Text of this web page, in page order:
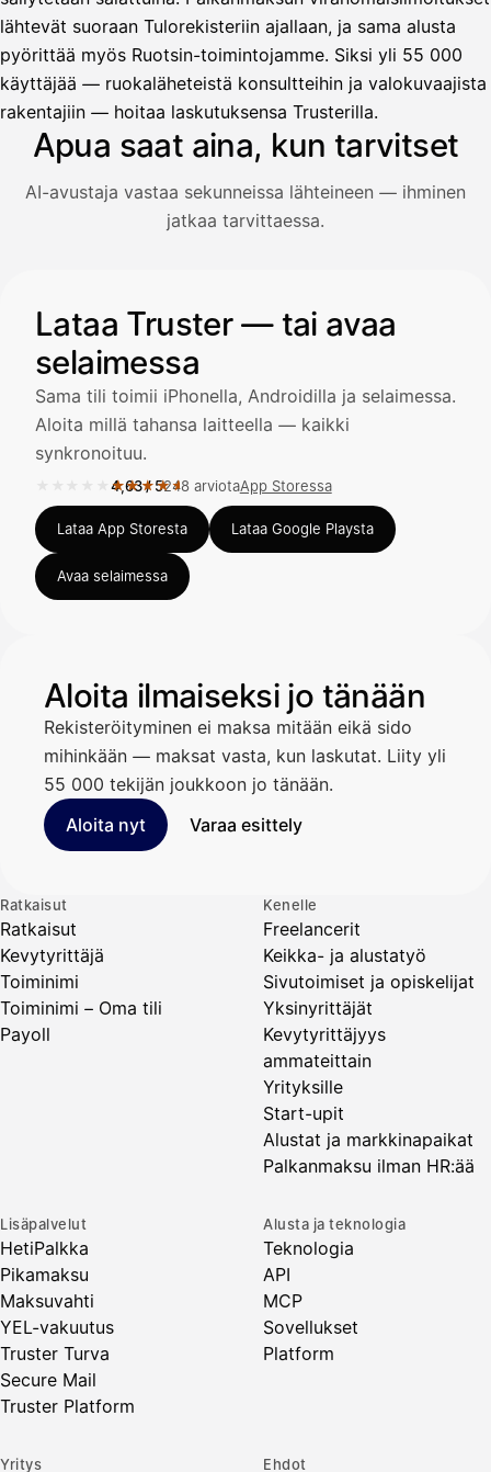
lähtevät suoraan Tulorekisteriin ajallaan, ja sama alusta
pyörittää myös Ruotsin-toimintojamme. Siksi yli 55 000
käyttäjää — ruokaläheteistä konsultteihin ja valokuvaajista
rakentajiin — hoitaa laskutuksensa Trusterilla.
Apua saat aina, kun tarvitset
AI-avustaja vastaa sekunneissa lähteineen — ihminen
jatkaa tarvittaessa.
Avustaja
Hei! Miten voin auttaa?
Avaa Kuitit-välilehti ja valitse
Kirjoita viesti…
Lataa Truster — tai avaa
selaimessa
Sama tili toimii iPhonella, Androidilla ja selaimessa.
Aloita millä tahansa laitteella — kaikki
synkronoituu.
★★★★★
Arvosana 4,63 / 5 App Storessa, 248 arviota.
4,63/5248 arviotaApp Storessa
Lataa App Storesta Lataa Google Playsta
Avaa selaimessa
Aloita ilmaiseksi jo tänään
Rekisteröityminen ei maksa mitään eikä sido
mihinkään — maksat vasta, kun laskutat. Liity yli
55 000 tekijän joukkoon jo tänään.
Aloita nyt
Varaa esittely
Ratkaisut
Ratkaisut
Kevytyrittäjä
Toiminimi
Toiminimi – Oma tili
Payoll
Kenelle
Freelancerit
Keikka- ja alustatyö
Sivutoimiset ja opiskelijat
Yksinyrittäjät
Kevytyrittäjyys
ammateittain
Yrityksille
Start-upit
Alustat ja markkinapaikat
Palkanmaksu ilman HR:ää
Lisäpalvelut
HetiPalkka
Pikamaksu
Maksuvahti
YEL-vakuutus
Truster Turva
Secure Mail
Truster Platform
Alusta ja teknologia
Teknologia
API
MCP
Sovellukset
Platform
Yritys Ehdot